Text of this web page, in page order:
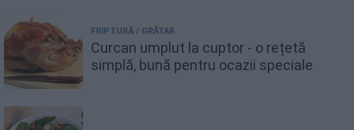
FRIPTURĂ / GRĂTAR
Curcan umplut la cuptor - o rețetă
simplă, bună pentru ocazii speciale